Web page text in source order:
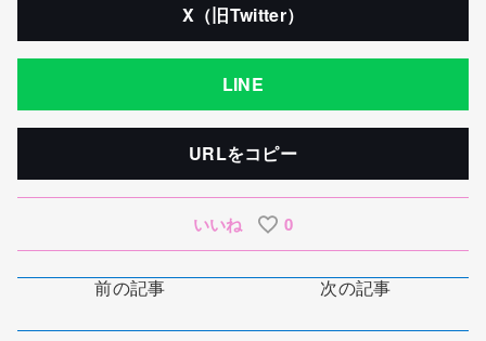
X（旧Twitter）
LINE
URLをコピー
いいね 0
前の記事 次の記事